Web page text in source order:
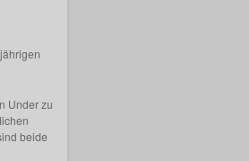
Under zu
beide